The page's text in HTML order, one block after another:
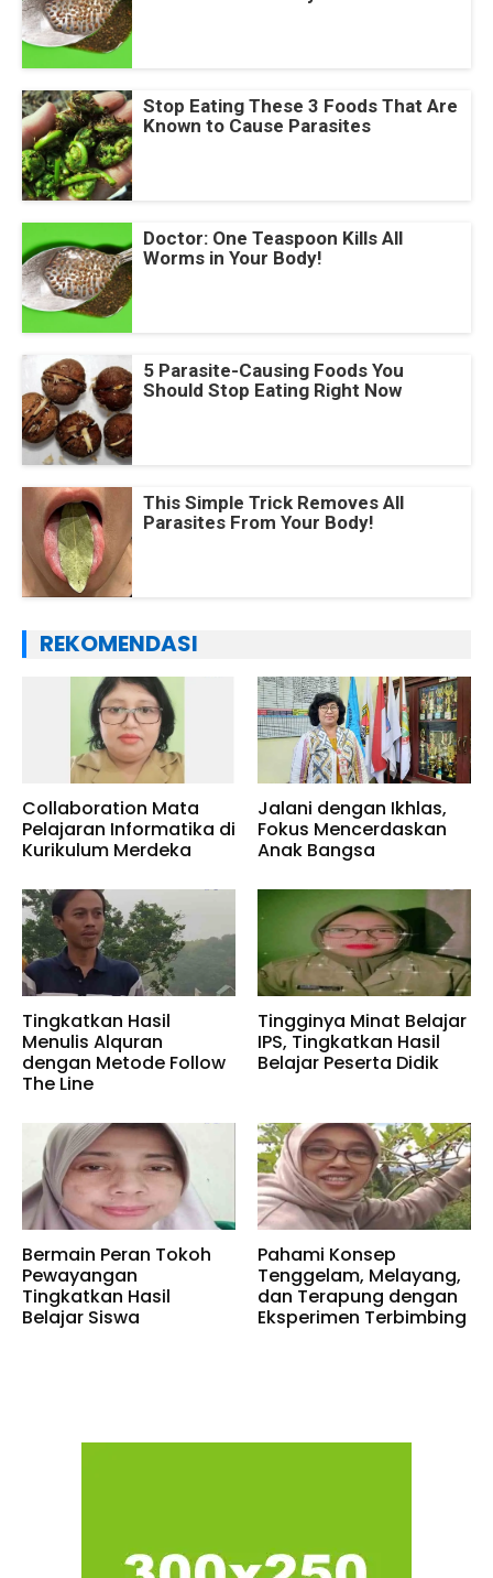
Stop Eating These 3 Foods That Are
Known to Cause Parasites
Doctor: One Teaspoon Kills All
Worms in Your Body!
5 Parasite-Causing Foods You
Should Stop Eating Right Now
This Simple Trick Removes All
Parasites From Your Body!
REKOMENDASI
Collaboration Mata
Pelajaran Informatika di
Kurikulum Merdeka
Jalani dengan Ikhlas,
Fokus Mencerdaskan
Anak Bangsa
Tingkatkan Hasil
Menulis Alquran
dengan Metode Follow
The Line
Tingginya Minat Belajar
IPS, Tingkatkan Hasil
Belajar Peserta Didik
Bermain Peran Tokoh
Pewayangan
Tingkatkan Hasil
Belajar Siswa
Pahami Konsep
Tenggelam, Melayang,
dan Terapung dengan
Eksperimen Terbimbing